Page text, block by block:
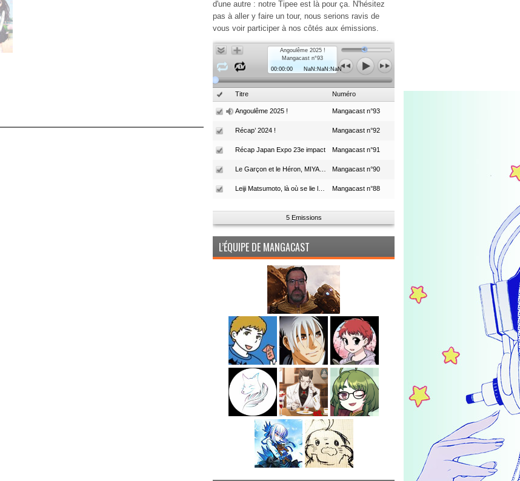
d'une autre : notre Tipee est là pour ça. N'hésitez
pas à aller y faire un tour, nous serions ravis de
vous voir participer à nos côtés aux émissions.
Angoulême 2025 !
Mangacast n°93
00:00:00
NaN:NaN:NaN
Titre Numéro
Angoulême 2025 ! Mangacast n°93
Récap’ 2024 ! Mangacast n°92
Récap Japan Expo 23e impact Mangacast n°91
Mangacast n°90
Mangacast n°88
5 Emissions
L’ÉQUIPE DE MANGACAST